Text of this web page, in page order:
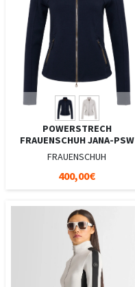
POWERSTRECH
FRAUENSCHUH JANA-PSW
FRAUENSCHUH
400,00€